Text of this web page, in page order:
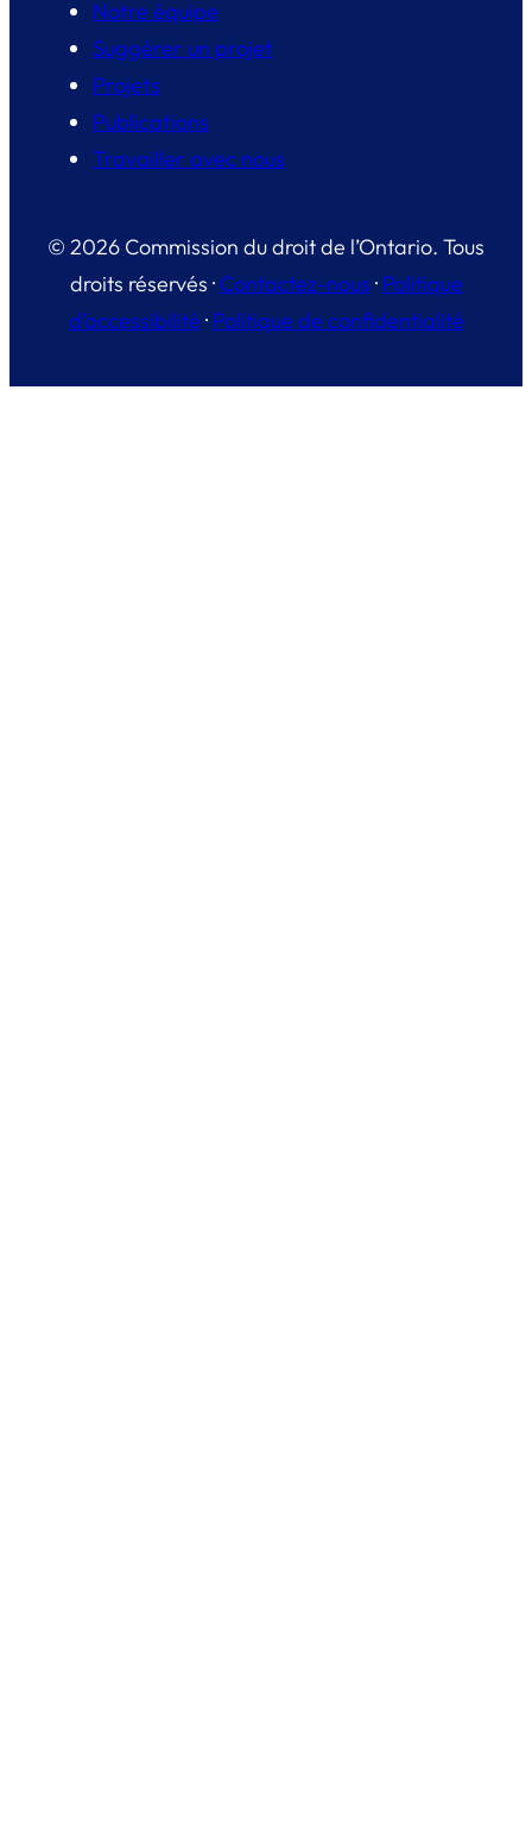
Notre équipe
Suggérer un projet
Projets
Publications
Travailler avec nous
© 2026 Commission du droit de l’Ontario. Tous
droits réservés · Contactez-nous · Politique
d’accessibilité · Politique de confidentialité